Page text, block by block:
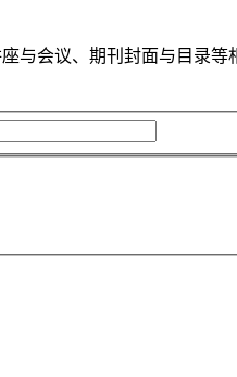
与会议、期刊封面与目录等